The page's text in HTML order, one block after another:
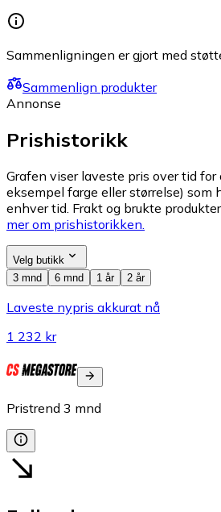
Sammenligningen er gjort med
Sammenlign produkter
Annonse
Prishistorikk
Grafen viser laveste pris over tid
eksempel farge eller størrelse)
enhver tid. Frakt og brukte
mer om prishistorikken.
Velg butikk
3 mnd
6 mnd 1 år 2 år
Laveste nypris akkurat nå
1 232 kr
Pristrend 3 mnd